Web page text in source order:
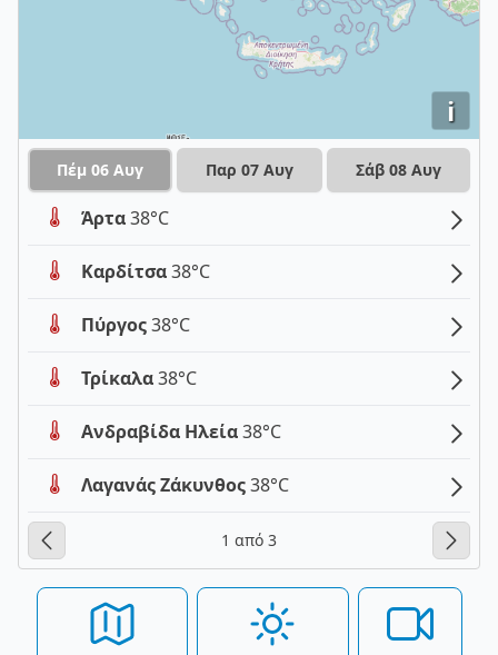
i
Πέμ 06 Αυγ Παρ 07 Αυγ Σάβ 08 Αυγ
Άρτα38°C
Καρδίτσα38°C
Πύργος38°C
Τρίκαλα38°C
Ανδραβίδα Ηλεία38°C
Λαγανάς Ζάκυνθος38°C
1 από 3